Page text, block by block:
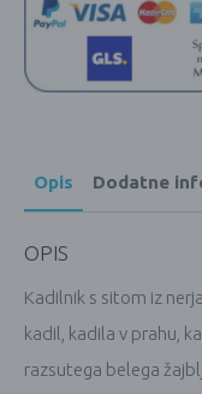
Opis Dodatne
OPIS
Kadilnik s sitom iz
kadil, kadila v prahu,
razsutega belega